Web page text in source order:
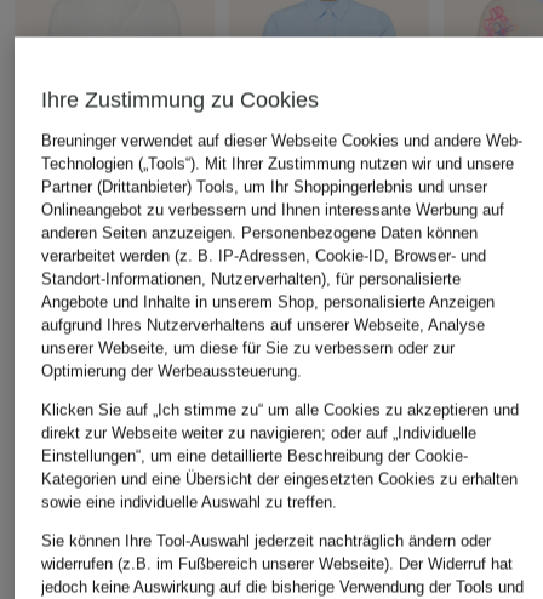
Smith & Soul
Blusenshirt im
Materialmix
CHF 80
Smith & Soul
Hemdbluse
CHF 80
Ursprünglich:CHF 100
Smith & Soul
Sweatshirt
CHF 100
Ursprünglich:
ÄHNLICHE ARTIKEL ENTDECKEN
Ihre Zustimmung zu Cookies
Breuninger verwendet auf dieser Webseite Cookies und andere Web-
Technologien („Tools“). Mit Ihrer Zustimmung nutzen wir und unsere
Partner (Drittanbieter) Tools, um Ihr Shoppingerlebnis und unser
Onlineangebot zu verbessern und Ihnen interessante Werbung auf
anderen Seiten anzuzeigen. Personenbezogene Daten können
verarbeitet werden (z. B. IP-Adressen, Cookie-ID, Browser- und
Standort-Informationen, Nutzerverhalten), für personalisierte
Angebote und Inhalte in unserem Shop, personalisierte Anzeigen
aufgrund Ihres Nutzerverhaltens auf unserer Webseite, Analyse
unserer Webseite, um diese für Sie zu verbessern oder zur
Optimierung der Werbeaussteuerung.
Klicken Sie auf „Ich stimme zu“ um alle Cookies zu akzeptieren und
direkt zur Webseite weiter zu navigieren; oder auf „Individuelle
Einstellungen“, um eine detaillierte Beschreibung der Cookie-
Kategorien und eine Übersicht der eingesetzten Cookies zu erhalten
sowie eine individuelle Auswahl zu treffen.
Sie können Ihre Tool-Auswahl jederzeit nachträglich ändern oder
widerrufen (z.B. im Fußbereich unserer Webseite). Der Widerruf hat
jedoch keine Auswirkung auf die bisherige Verwendung der Tools und